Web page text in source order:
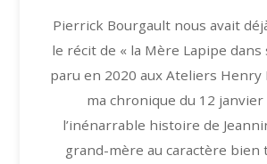
Pierrick Bourgault nous avait
le récit de « la Mère Lapipe
paru en 2020 aux Ateliers Henry
ma chronique du 12
l’inénarrable histoire de
grand-mère au caractère bien